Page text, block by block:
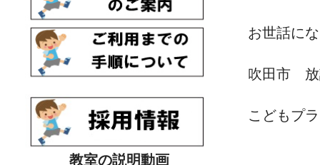
お世話に
吹田市 放
こどもプ
教室の説明動画